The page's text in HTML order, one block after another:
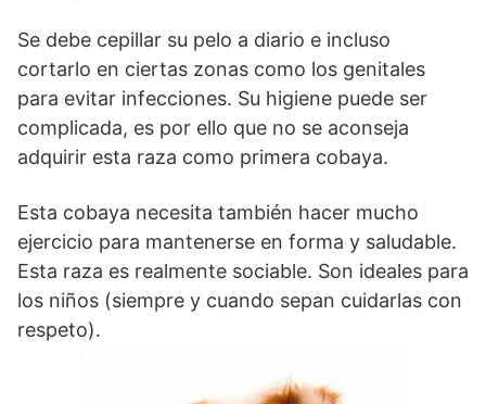
Se debe cepillar su pelo a diario e incluso
cortarlo en ciertas zonas como los genitales
para evitar infecciones. Su higiene puede ser
complicada, es por ello que no se aconseja
adquirir esta raza como primera cobaya.
Esta cobaya necesita también hacer mucho
ejercicio para mantenerse en forma y saludable.
Esta raza es realmente sociable. Son ideales para
los niños (siempre y cuando sepan cuidarlas con
respeto).